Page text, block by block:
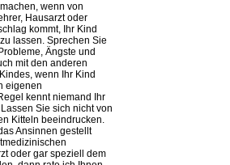
wenn von
Hausarzt oder
kommt, Ihr Kind
lassen. Sprechen Sie
Ängste und
mit den anderen
wenn Ihr Kind
eigenen
kennt niemand Ihr
Sie sich nicht von
Kitteln beeindrucken.
Ansinnen gestellt
oder gar speziell dem